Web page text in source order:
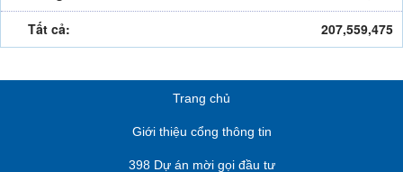
Tất cả:
207,559,475
Trang chủ
Giới thiệu cổng thông tin
398 Dự án mời gọi đầu tư